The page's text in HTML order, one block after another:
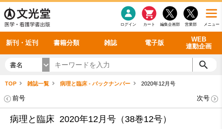
メニュー
営業部
編集企画部
カート
ログイン
新刊・近刊 書籍分類 雑誌 電子版
WEB
連動企画
感染症 老年医学
看護・介護
呼吸器
循環器
シリーズ一覧
雑誌投稿規定
理学療法
雑誌案内・年間購読 最新号 バックナンバー
電子書籍
電子雑誌
書籍「データに基づく臨床動作分析」WEB動画
書籍「眼手術学」WEB動画
書籍「神経症候学 II 改訂第二版」 WEB動画
新刊一覧
今後の発行予定
書名
TOP 雑誌一覧 病理と臨床 - バックナンバー 2020年12月号
前号 次号
病理と臨床 2020年12月号（38巻12号）